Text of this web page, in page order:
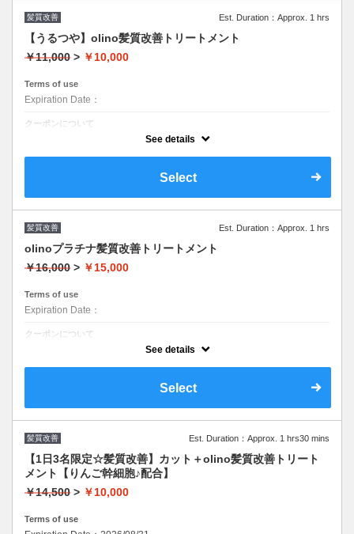
■olino自信のデザイン『プラン』
■ブリーチ範囲によってお値段変更ございます
■ファッションorグレイカラー均一料金
髪質改善 Est. Duration：Approx. 1 hrs
【うるつや】olino髪質改善トリートメント
￥11,000 > ￥10,000
Terms of use
Expiration Date：
クーポンについて
See details
Select
髪質改善 Est. Duration：Approx. 1 hrs
olinoプラチナ髪質改善トリートメント
￥16,000 > ￥15,000
Terms of use
Expiration Date：
クーポンについて
See details
Select
髪質改善 Est. Duration：Approx. 1 hrs30 mins
【1日3名限定☆髪質改善】カット＋olino髪質改善トリート
メント【りんご幹細胞♪配合】
￥14,500 > ￥10,000
Terms of use